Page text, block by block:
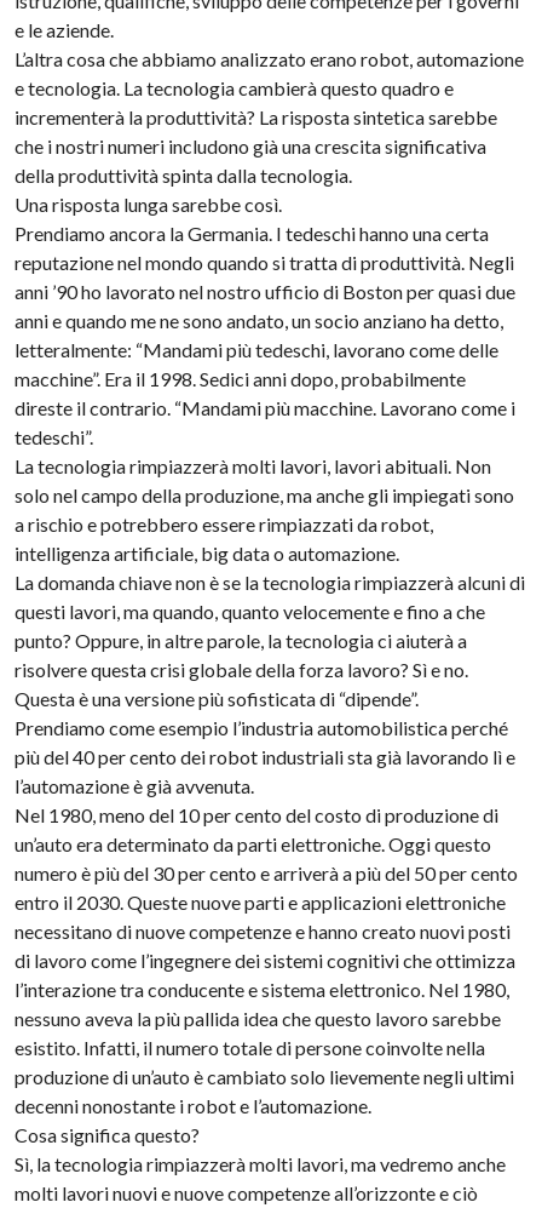
e le aziende.
L’altra cosa che abbiamo analizzato erano robot, automazione
e tecnologia. La tecnologia cambierà questo quadro e
incrementerà la produttività? La risposta sintetica sarebbe
che i nostri numeri includono già una crescita significativa
della produttività spinta dalla tecnologia.
Una risposta lunga sarebbe così.
Prendiamo ancora la Germania. I tedeschi hanno una certa
reputazione nel mondo quando si tratta di produttività. Negli
anni ’90 ho lavorato nel nostro ufficio di Boston per quasi due
anni e quando me ne sono andato, un socio anziano ha detto,
letteralmente: “Mandami più tedeschi, lavorano come delle
macchine”. Era il 1998. Sedici anni dopo, probabilmente
direste il contrario. “Mandami più macchine. Lavorano come i
tedeschi”.
La tecnologia rimpiazzerà molti lavori, lavori abituali. Non
solo nel campo della produzione, ma anche gli impiegati sono
a rischio e potrebbero essere rimpiazzati da robot,
intelligenza artificiale, big data o automazione.
La domanda chiave non è se la tecnologia rimpiazzerà alcuni di
questi lavori, ma quando, quanto velocemente e fino a che
punto? Oppure, in altre parole, la tecnologia ci aiuterà a
risolvere questa crisi globale della forza lavoro? Sì e no.
Questa è una versione più sofisticata di “dipende”.
Prendiamo come esempio l’industria automobilistica perché
più del 40 per cento dei robot industriali sta già lavorando lì e
l’automazione è già avvenuta.
Nel 1980, meno del 10 per cento del costo di produzione di
un’auto era determinato da parti elettroniche. Oggi questo
numero è più del 30 per cento e arriverà a più del 50 per cento
entro il 2030. Queste nuove parti e applicazioni elettroniche
necessitano di nuove competenze e hanno creato nuovi posti
di lavoro come l’ingegnere dei sistemi cognitivi che ottimizza
l’interazione tra conducente e sistema elettronico. Nel 1980,
nessuno aveva la più pallida idea che questo lavoro sarebbe
esistito. Infatti, il numero totale di persone coinvolte nella
produzione di un’auto è cambiato solo lievemente negli ultimi
decenni nonostante i robot e l’automazione.
Cosa significa questo?
Sì, la tecnologia rimpiazzerà molti lavori, ma vedremo anche
molti lavori nuovi e nuove competenze all’orizzonte e ciò